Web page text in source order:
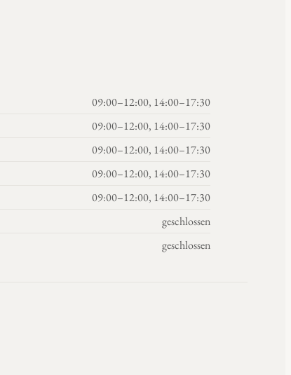
09:00–12:00, 14:00–17:30
09:00–12:00, 14:00–17:30
09:00–12:00, 14:00–17:30
09:00–12:00, 14:00–17:30
09:00–12:00, 14:00–17:30
geschlossen
geschlossen